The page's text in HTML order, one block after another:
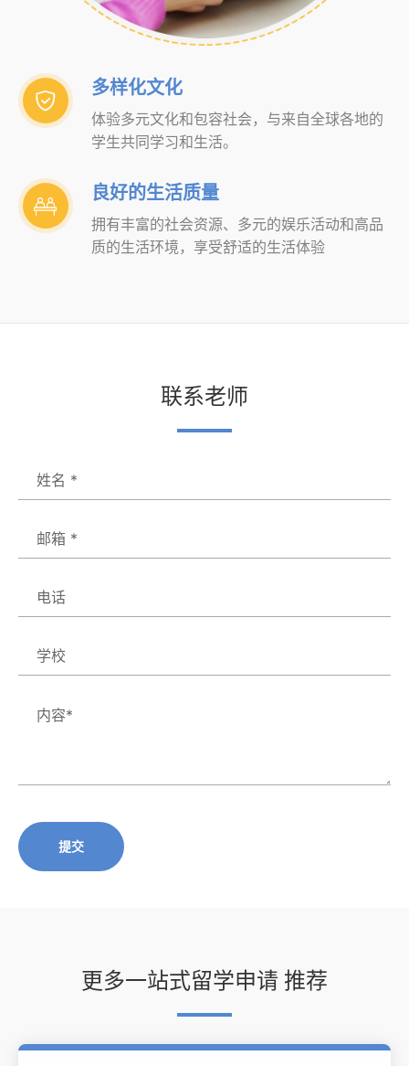

多样化文化
体验多元文化和包容社会，与来自全球各地的
学生共同学习和生活。

良好的生活质量
拥有丰富的社会资源、多元的娱乐活动和高品
质的生活环境，享受舒适的生活体验
联系老师
提交
更多一站式留学申请 推荐